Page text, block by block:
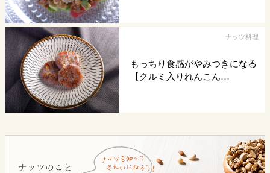
ナッツ料理
もっちり食感がやみつきになる
【クルミ入りれんこん…